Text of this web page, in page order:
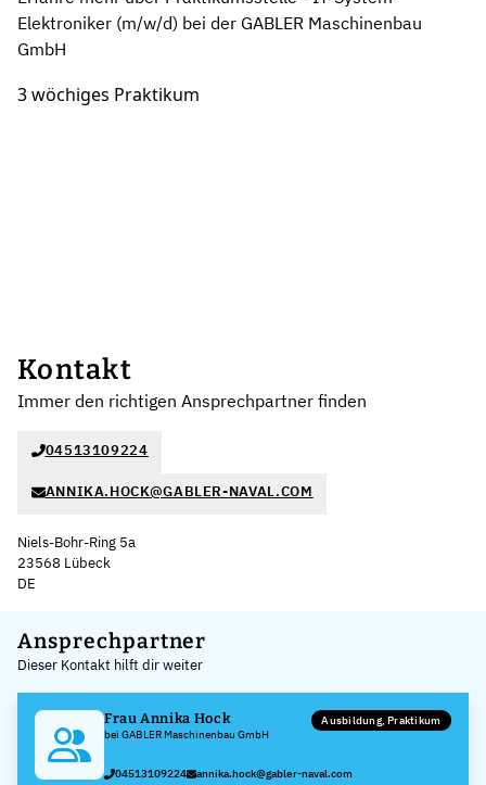
Elektroniker (m/w/d) bei der GABLER Maschinenbau
GmbH
3 wöchiges Praktikum
Kontakt
Immer den richtigen Ansprechpartner finden
04513109224
ANNIKA.HOCK@GABLER-NAVAL.COM
Niels-Bohr-Ring 5a
23568 Lübeck
DE
+
−
Ansprechpartner
Dieser Kontakt hilft dir weiter
Frau Annika Hock
bei GABLER Maschinenbau GmbH
Ausbildung, Praktikum
04513109224 annika.hock@gabler-naval.com